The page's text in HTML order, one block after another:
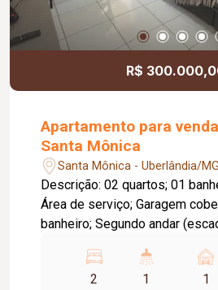
R$
Apartamento para
Santa Mônica
Santa Mônica - Uberlândia/MG
Descrição: 02 quartos; 01 banheiro; Sala;
Área de serviço; Garagem
banheiro; Segundo andar (escadas).
2 1 1